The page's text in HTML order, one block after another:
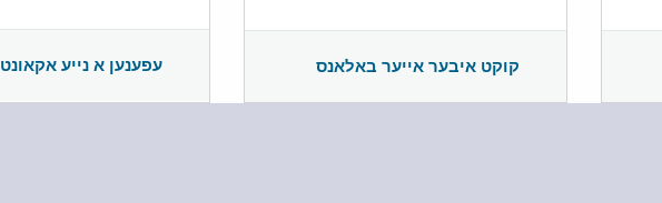
עפענען א נייע אקאונט קוקט איבער אייער באלאנס